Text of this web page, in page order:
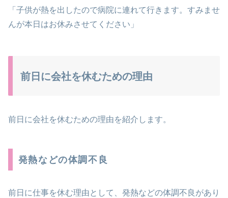
「子供が熱を出したので病院に連れて行きます。すみませ
んが本日はお休みさせてください」
前日に会社を休むための理由
前日に会社を休むための理由を紹介します。
発熱などの体調不良
前日に仕事を休む理由として、発熱などの体調不良があり